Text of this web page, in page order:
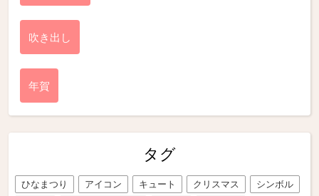
吹き出し
年賀
タグ
ひなまつり アイコン キュート クリスマス
シンボル